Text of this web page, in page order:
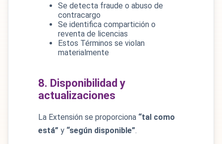
Se detecta fraude o abuso de
contracargo
Se identifica compartición o
reventa de licencias
Estos Términos se violan
materialmente
8. Disponibilidad y
actualizaciones
La Extensión se proporciona “tal como
está” y “según disponible”.